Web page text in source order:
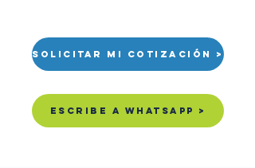
Solicitar mi cotización >
Escribe a whatsapp >